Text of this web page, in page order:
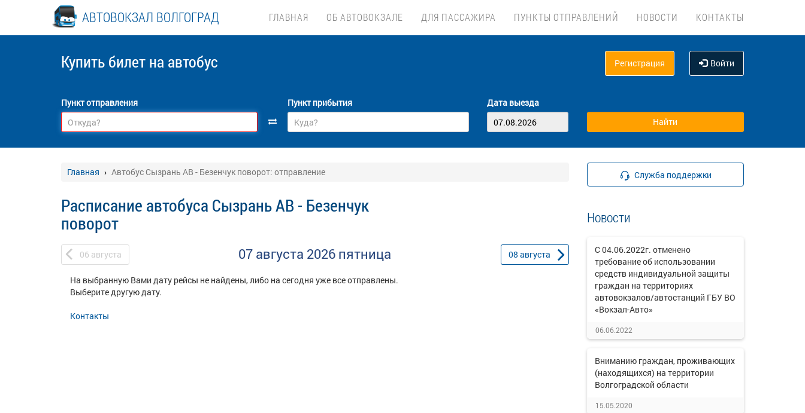
АВТОВОКЗАЛ ВОЛГОГРАД ГЛАВНАЯ ОБ АВТОВОКЗАЛЕ ДЛЯ ПАССАЖИРА ПУНКТЫ ОТПРАВЛЕНИЙ НОВОСТИ КОНТАКТЫ
Купить билет на автобус Регистрация Войти
Пункт отправления Пункт прибытия Дата выезда
Главная Автобус Сызрань АВ - Безенчук поворот: отправление
Расписание автобуса Сызрань АВ - Безенчук
поворот
06 августа 07 августа 2026 пятница 08 августа
На выбранную Вами дату рейсы не найдены, либо на сегодня уже все отправлены.
Выберите другую дату.
Контакты
Служба поддержки
Новости
С 04.06.2022г. отменено
требование об использовании
средств индивидуальной защиты
граждан на территориях
автовокзалов/автостанций ГБУ ВО
«Вокзал-Авто»
06.06.2022
Вниманию граждан, проживающих
(находящихся) на территории
Волгоградской области
15.05.2020